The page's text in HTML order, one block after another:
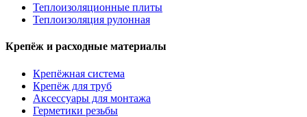
Теплоизоляционные плиты
Теплоизоляция рулонная
Крепёж и расходные материалы
Крепёжная система
Крепёж для труб
Аксессуары для монтажа
Герметики резьбы